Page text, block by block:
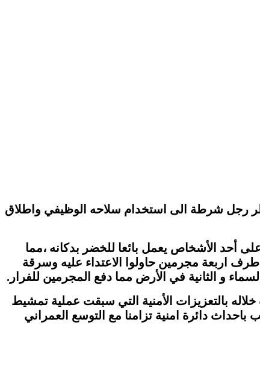
رجل شرطة الى استخدام سلاحه الوظيفي واطلاق
أحد الأشخاص يعمل بائعا للخضر بدكانه ،مما
طرف اربعة مجرمين حاولوا الاعتداء عليه وسرقة
و الثانية في الأرض مما دفع المجرمين للفرار.
بالتعزيزات الأمنية التي سبقت عملية تمشيط
دائرة امنية تزامنا مع التوسع العمراني